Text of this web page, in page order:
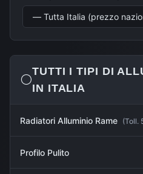
⚪
TUTTI I TIPI DI
IN ITALIA
Radiatori Alluminio Rame (Toll.
Profilo Pulito